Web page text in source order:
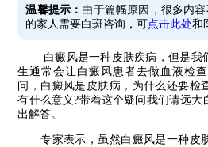
温馨提示： 由于篇幅原因，很多内
的家人需要白斑咨询，可点击此处和
白癜风是一种皮肤疾病，但是我
生通常会让白癜风患者去做血液检
问，白癜风是皮肤病，为什么还要检
有什么意义?带着这个疑问我们请远
出解答。
专家表示，虽然白癜风是一种皮